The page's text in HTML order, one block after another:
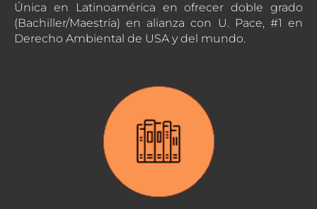
Única en Latinoamérica en ofrecer doble grado
(Bachiller/Maestría) en alianza con U. Pace, #1 en
Derecho Ambiental de USA y del mundo.